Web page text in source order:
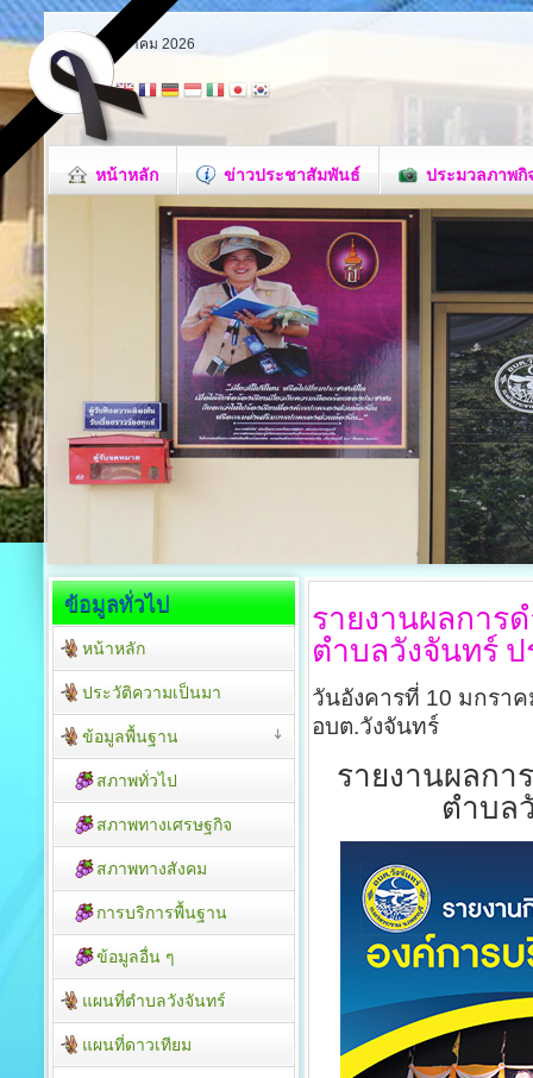
ศุกร์ 7 สิงหาคม 2026
หน้าหลัก ข่าวประชาสัมพันธ์ ประมวลภาพกิ
รายงานผลการ
ตำบลวังจันทร์ ป
วันอังคารที่ 10 มกรา
อบต.วังจันทร์
รายงานผลกา
ตำบล
ข้อมูลทั่วไป
หน้าหลัก
ประวัติความเป็นมา
ข้อมูลพื้นฐาน
สภาพทั่วไป
สภาพทางเศรษฐกิจ
สภาพทางสังคม
การบริการพื้นฐาน
ข้อมูลอื่น ๆ
แผนที่ตำบลวังจันทร์
แผนที่ดาวเทียม